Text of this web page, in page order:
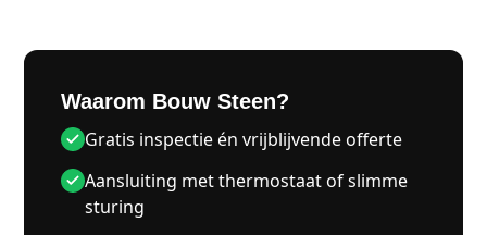
Waarom Bouw Steen?
Gratis inspectie én vrijblijvende offerte
Aansluiting met thermostaat of slimme
sturing